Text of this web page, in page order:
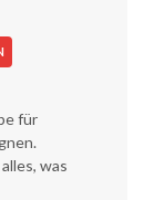
für
was